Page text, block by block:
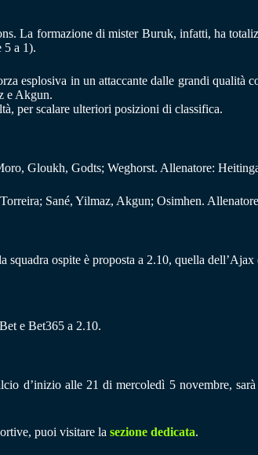
La formazione di mister Buruk, infatti, ha
5 a 1).
esplosiva in un attaccante dalle grandi qualità
e Akgun.
per scalare ulteriori posizioni di classifica.
Gloukh, Godts; Weghorst. Allenatore:
Sané, Yilmaz, Akgun; Osimhen.
ospite è proposta a 2.10, quella
e Bet365 a 2.10.
d’inizio alle 21 di mercoledì 5 novembre,
puoi visitare la sezione dedicata.